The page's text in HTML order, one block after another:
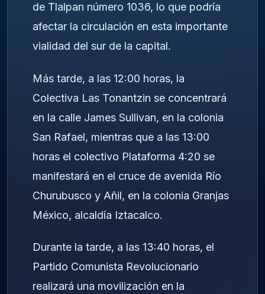
de Tlalpan número 1036, lo que podría
afectar la circulación en esta importante
vialidad del sur de la capital.
Más tarde, a las 12:00 horas, la
Colectiva Las Tonantzin se concentrará
en la calle James Sullivan, en la colonia
San Rafael, mientras que a las 13:00
horas el colectivo Plataforma 4:20 se
manifestará en el cruce de avenida Río
Churubusco y Añil, en la colonia Granjas
México, alcaldía Iztacalco.
Durante la tarde, a las 13:40 horas, el
Partido Comunista Revolucionario
realizará una movilización en la